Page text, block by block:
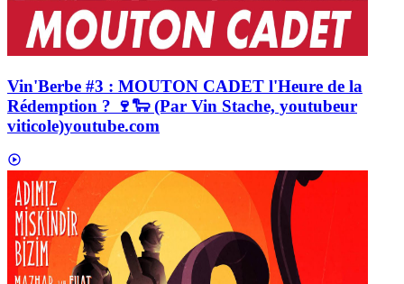
Vin'Berbe #3 : MOUTON CADET l'Heure de la
Rédemption ? 🍷🐑 (Par Vin Stache, youtubeur
viticole)youtube.com